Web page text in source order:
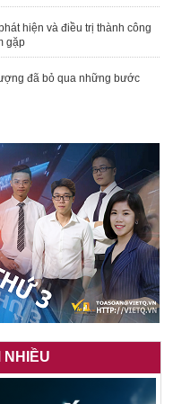
hiện và điều trị thành công
gặp
đã bỏ qua những bước
NHIỀU